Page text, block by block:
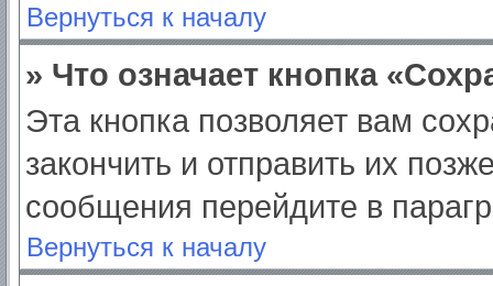
Вернуться к началу
» Что означает кнопка
Эта кнопка позволяет вам
закончить и отправить их
сообщения перейдите в
Вернуться к началу